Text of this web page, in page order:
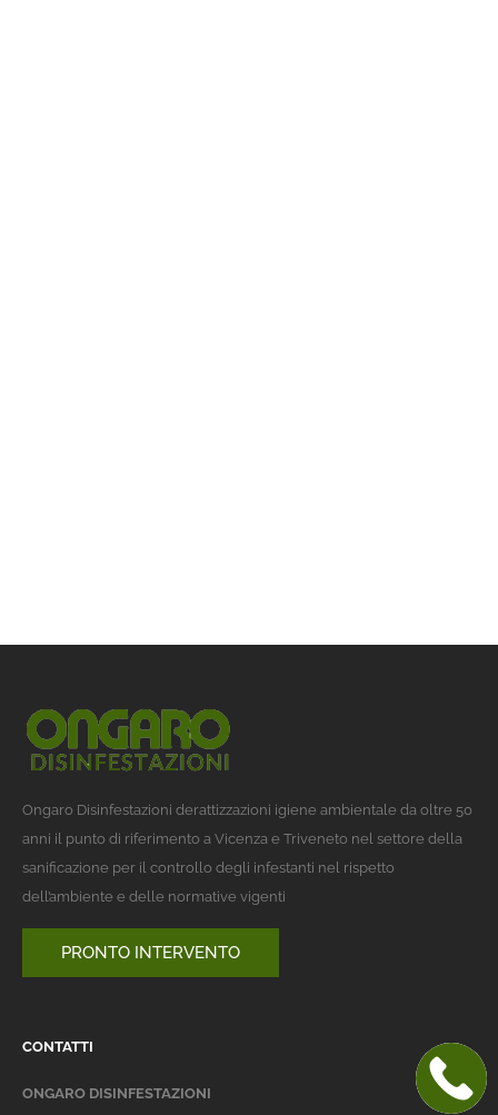
Ongaro Disinfestazioni derattizzazioni igiene ambientale da oltre 50
anni il punto di riferimento a Vicenza e Triveneto nel settore della
sanificazione per il controllo degli infestanti nel rispetto
dell’ambiente e delle normative vigenti
PRONTO INTERVENTO
CONTATTI
ONGARO DISINFESTAZIONI